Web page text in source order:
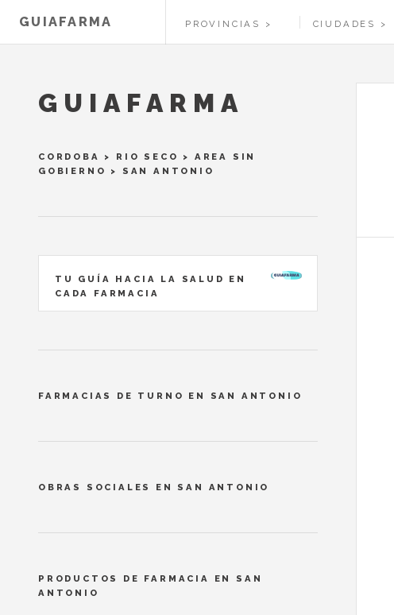
GUIAFARMA PROVINCIAS CIUDADES
GUIAFARMA
CORDOBA > RIO SECO > AREA SIN
GOBIERNO
> SAN ANTONIO
TU GUÍA HACIA LA SALUD EN
CADA FARMACIA
FARMACIAS DE TURNO EN SAN ANTONIO
OBRAS SOCIALES EN SAN ANTONIO
PRODUCTOS DE FARMACIA EN SAN
ANTONIO